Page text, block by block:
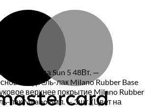
Лампа Sun 5 48Вт. —
под гель-лак Milano Rubber Base
верхнее покрытие Milano Rubber
лак Milano 8мл. — 3шт. (Цвет на